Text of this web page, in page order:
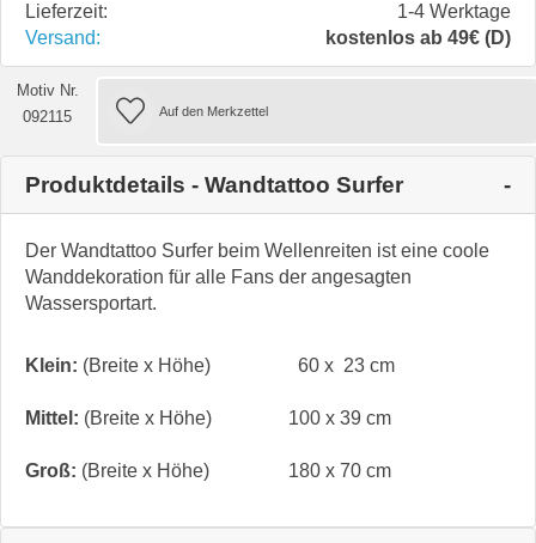
Lieferzeit:
1-4 Werktage
Versand:
kostenlos ab 49€ (D)
Motiv Nr.
092115
Produktdetails - Wandtattoo Surfer
Der Wandtattoo Surfer beim Wellenreiten ist eine coole
Wanddekoration für alle Fans der angesagten
Wassersportart.
Klein: (Breite x Höhe) 60 x 23 cm
Mittel: (Breite x Höhe) 100 x 39 cm
Groß: (Breite x Höhe) 180 x 70 cm